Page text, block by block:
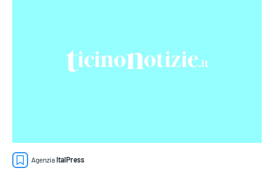
AgenziaItalPress